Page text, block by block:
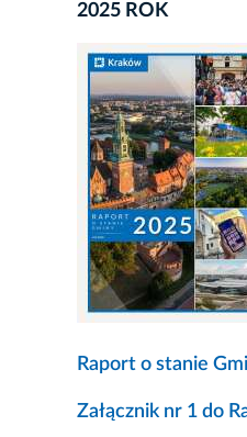
2025 ROK
Raport o stanie
Załącznik nr 1 do